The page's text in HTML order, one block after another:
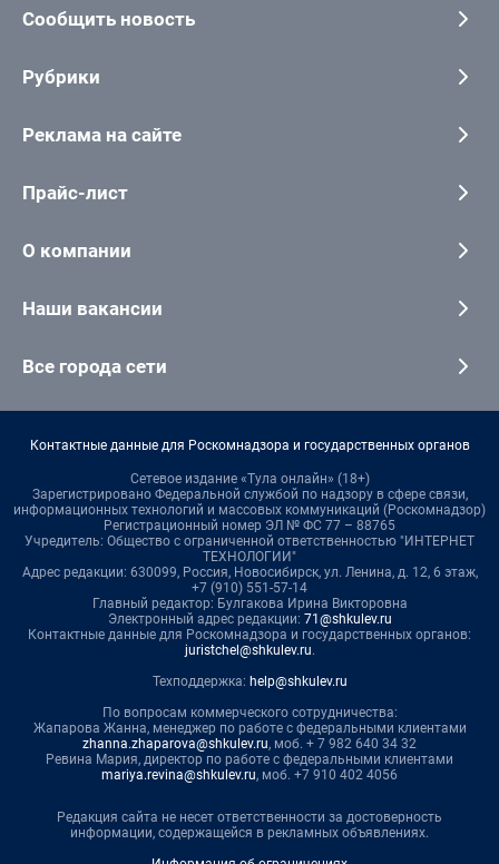
Сообщить новость
Рубрики
Реклама на сайте
Прайс-лист
О компании
Наши вакансии
Все города сети
Контактные данные для Роскомнадзора и государственных органов
Сетевое издание «Тула онлайн» (18+)
Зарегистрировано Федеральной службой по надзору в сфере связи,
информационных технологий и массовых коммуникаций (Роскомнадзор)
Регистрационный номер ЭЛ № ФС 77 – 88765
Учредитель: Общество с ограниченной ответственностью "ИНТЕРНЕТ
ТЕХНОЛОГИИ"
Адрес редакции: 630099, Россия, Новосибирск, ул. Ленина, д. 12, 6 этаж,
+7 (910) 551-57-14
Главный редактор: Булгакова Ирина Викторовна
Электронный адрес редакции: 71@shkulev.ru
Контактные данные для Роскомнадзора и государственных органов:
juristchel@shkulev.ru.
Техподдержка: help@shkulev.ru
По вопросам коммерческого сотрудничества:
Жапарова Жанна, менеджер по работе с федеральными клиентами
zhanna.zhaparova@shkulev.ru, моб. + 7 982 640 34 32
Ревина Мария, директор по работе с федеральными клиентами
mariya.revina@shkulev.ru, моб. +7 910 402 4056
Редакция сайта не несет ответственности за достоверность
информации, содержащейся в рекламных объявлениях.